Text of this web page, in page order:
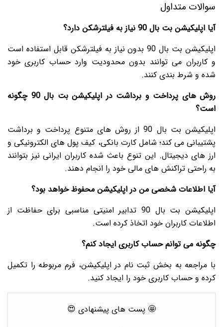
سوالات متداول
آیا اپلیکیشن بت بال 90 نیاز به فیلترشکن دارد؟
اپلیکیشن بت بال 90 بدون نیاز به فیلترشکن قابل استفاده است
و کاربران می توانند بدون محدودیت وارد حساب کاربری خود
شده و شرط بندی کنند.
روش های پرداخت و برداشت در اپلیکیشن بت بال 90 چگونه
است؟
اپلیکیشن بت بال 90 از روش های متنوع پرداخت و برداشت
پشتیبانی می کند؛ شامل کارت بانکی، کیف پول های الکترونیکی و
ارز های دیجیتال. این تنوع باعث شده کاربران ایرانی نیز بتوانند
به راحتی تراکنش های مالی خود را انجام دهند.
آیا اطلاعات شخصی من در اپلیکیشن محفوظ خواهد بود؟
اپلیکیشن بت بال 90 تدابیر امنیتی مناسبی برای حفاظت از
اطلاعات کاربران خود اتخاذ کرده است.
چگونه می توانم حساب کاربری ایجاد کنم؟
با مراجعه به بخش ثبت نام در اپلیکیشن، فرم مربوطه را تکمیل
کرده و حساب کاربری خود را ایجاد کنید.
🤩 پست های پیشنهادی 😍